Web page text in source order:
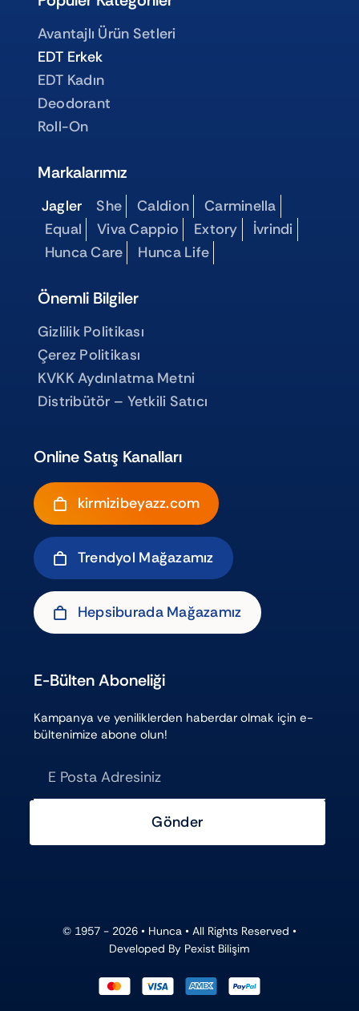
Avantajlı Ürün Setleri
EDT Erkek
EDT Kadın
Deodorant
Roll-On
Online Satış Kanalları
kirmizibeyazz.com
Trendyol Mağazamız
Hepsiburada Mağazamız
Markalarımız
Jagler She Caldion
Carminella
Equal
Viva Cappio Extory
İvrindi
Hunca Care
Hunca Life
Önemli Bilgiler
Gizlilik Politikası
Çerez Politikası
KVKK Aydınlatma Metni
Distribütör – Yetkili Satıcı
E-Bülten Aboneliği
Kampanya ve yeniliklerden haberdar olmak için e-
bültenimize abone olun!
Gönder
© 1957 - 2026 • Hunca • All Rights Reserved •
Developed By Pexist Bilişim